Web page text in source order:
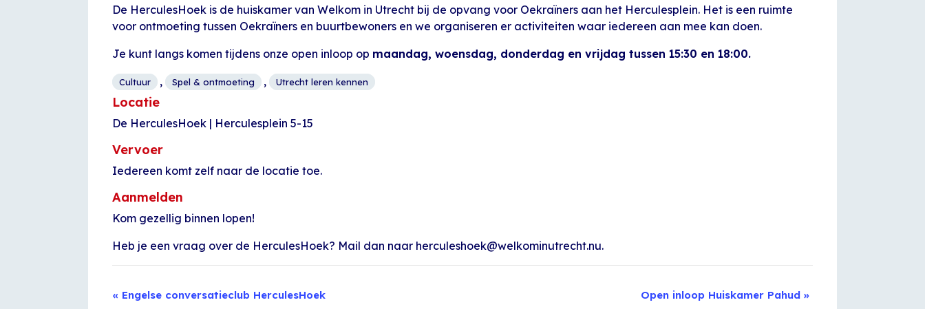
De HerculesHoek is de huiskamer van Welkom in Utrecht bij de opvang voor Oekraïners aan het Herculesplein. Het is een ruimte
voor ontmoeting tussen Oekraïners en buurtbewoners en we organiseren er activiteiten waar iedereen aan mee kan doen.
Je kunt langs komen tijdens onze open inloop op maandag, woensdag, donderdag en vrijdag tussen 15:30 en 18:00.
Cultuur , Spel & ontmoeting , Utrecht leren kennen
Locatie
De HerculesHoek | Herculesplein 5-15
Vervoer
Iedereen komt zelf naar de locatie toe.
Aanmelden
Kom gezellig binnen lopen!
Heb je een vraag over de HerculesHoek? Mail dan naar herculeshoek@welkominutrecht.nu.
Evenement
« Engelse conversatieclub HerculesHoek Open inloop Huiskamer Pahud »